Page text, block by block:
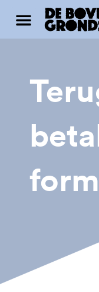
naar
inhoud
Menu